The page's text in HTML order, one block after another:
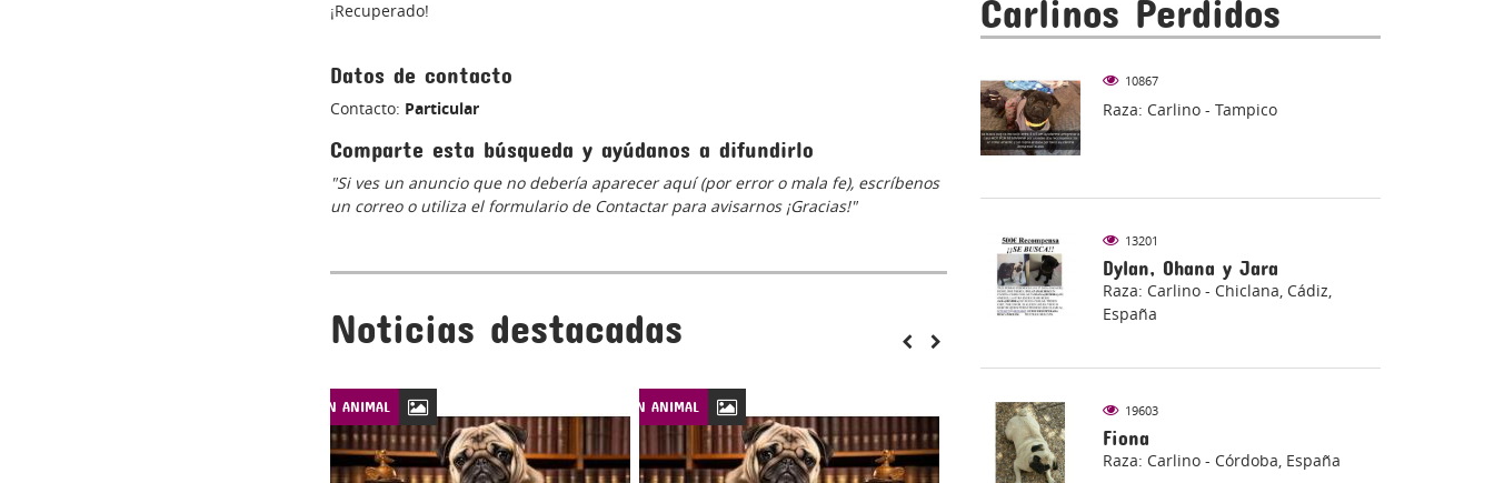
¡Recuperado!
Datos de contacto
Contacto: Particular
Comparte esta búsqueda y ayúdanos a difundirlo
"Si ves un anuncio que no debería aparecer aquí (por error o mala fe), escríbenos
un correo o utiliza el formulario de Contactar para avisarnos ¡Gracias!"
Noticias destacadas
LEYES DE PROTECCIÓN ANIMAL LEYES DE PROTECCIÓN ANIMAL LEYES DE PROTECCIÓN ANIMAL LEYES DE PROTECCIÓN ANIMAL
Carlinos Perdidos
10867
Raza: Carlino - Tampico
13201
Dylan, Ohana y Jara
Raza: Carlino - Chiclana, Cádiz,
España
19603
Fiona
Raza: Carlino - Córdoba, España